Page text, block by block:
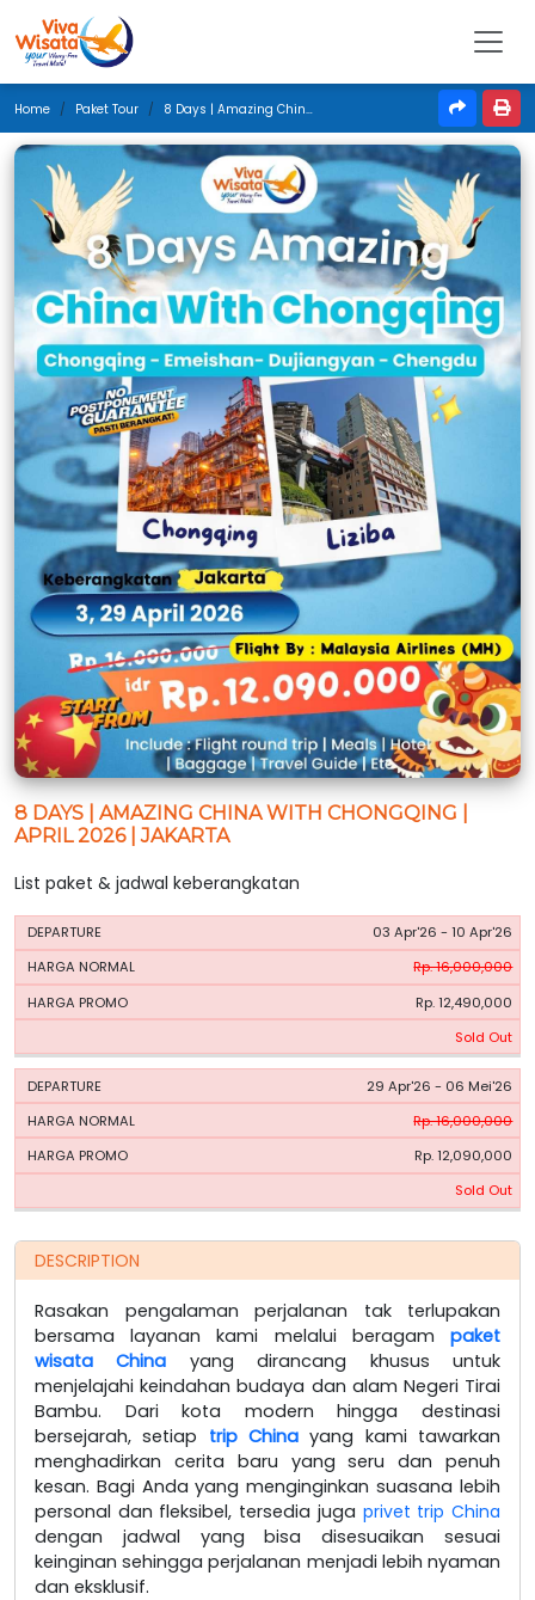
Home Paket Tour 8 Days | Amazing China With Chongqing | April 2026 | Jakarta
8 DAYS | AMAZING CHINA WITH CHONGQING |
APRIL 2026 | JAKARTA
List paket & jadwal keberangkatan
PERIODE
HARGA
03 Apr'26 - 10 Apr'26
Rp. 16,000,000
Rp. 12,490,000
Sold Out
29 Apr'26 - 06 Mei'26
Rp. 16,000,000
Rp. 12,090,000
Sold Out
DESCRIPTION
Rasakan pengalaman perjalanan tak terlupakan
bersama layanan kami melalui beragam paket
wisata China yang dirancang khusus untuk
menjelajahi keindahan budaya dan alam Negeri Tirai
Bambu. Dari kota modern hingga destinasi
bersejarah, setiap trip China yang kami tawarkan
menghadirkan cerita baru yang seru dan penuh
kesan. Bagi Anda yang menginginkan suasana lebih
personal dan fleksibel, tersedia juga privet trip China
dengan jadwal yang bisa disesuaikan sesuai
keinginan sehingga perjalanan menjadi lebih nyaman
dan eksklusif.